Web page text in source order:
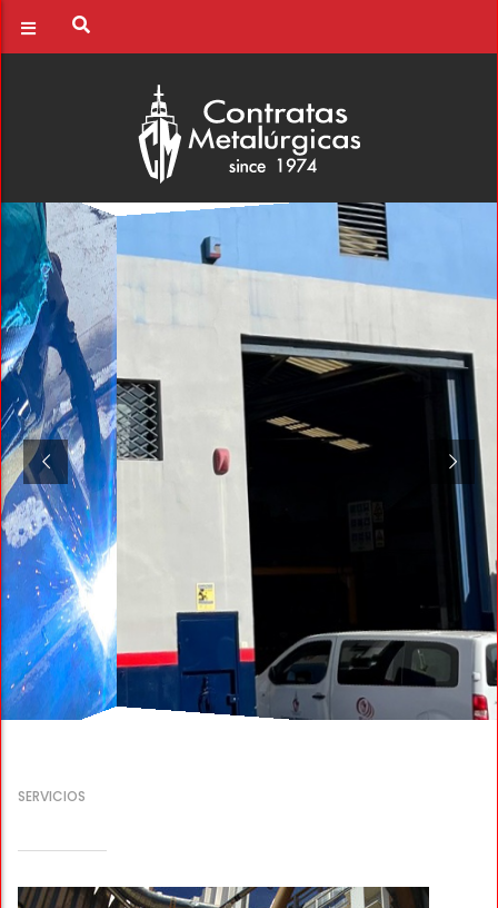
Instalaciones especializadas
en el Puerto de la Luz
Taller metalúrgico en el puerto de Las Palmas
SERVICIOS